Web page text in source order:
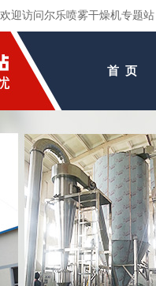
欢迎访问尔乐喷雾干燥机专题站
首 页